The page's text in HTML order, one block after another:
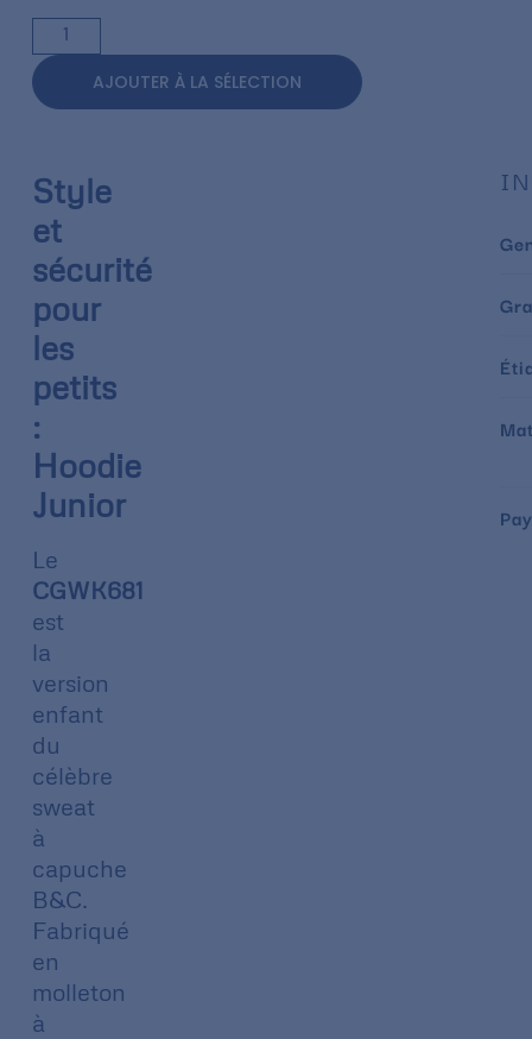
AJOUTER À LA SÉLECTION
Style
et
sécurité
pour
les
petits
:
Hoodie
Junior
Le
CGWK681
est
la
version
enfant
du
célèbre
sweat
à
capuche
B&C.
Fabriqué
en
molleton
à